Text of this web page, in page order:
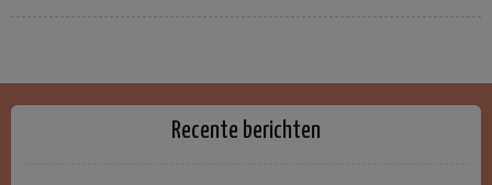
Recente berichten